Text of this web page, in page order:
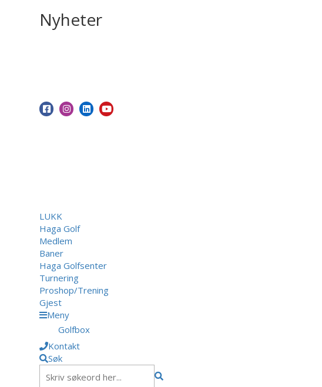
Nyheter
LUKK
Haga Golf
Medlem
Baner
Haga Golfsenter
Turnering
Proshop/Trening
Gjest
Meny
Golfbox
Kontakt
Søk